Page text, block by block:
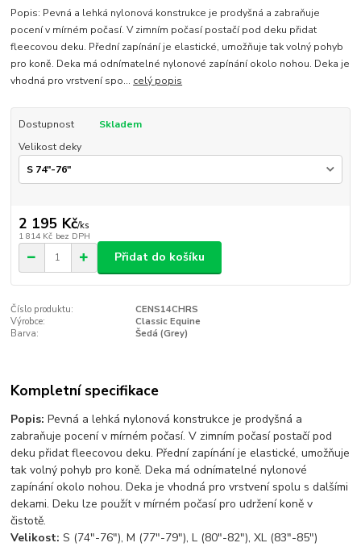
Popis: Pevná a lehká nylonová konstrukce je prodyšná a zabraňuje
pocení v mírném počasí. V zimním počasí postačí pod deku přidat
fleecovou deku. Přední zapínání je elastické, umožňuje tak volný pohyb
pro koně. Deka má odnímatelné nylonové zapínání okolo nohou. Deka je
vhodná pro vrstvení spo... celý popis
Dostupnost
Skladem
Velikost deky
2 195 Kč/ks
1 814 Kč bez DPH
Přidat do košíku
Číslo produktu:
CENS14CHRS
Výrobce:
Classic Equine
Barva:
Šedá (Grey)
Kompletní specifikace
Popis: Pevná a lehká nylonová konstrukce je prodyšná a
zabraňuje pocení v mírném počasí. V zimním počasí postačí pod
deku přidat fleecovou deku. Přední zapínání je elastické, umožňuje
tak volný pohyb pro koně. Deka má odnímatelné nylonové
zapínání okolo nohou. Deka je vhodná pro vrstvení spolu s dalšími
dekami. Deku lze použít v mírném počasí pro udržení koně v
čistotě.
Velikost: S (74"-76"), M (77"-79"), L (80"-82"), XL (83"-85")